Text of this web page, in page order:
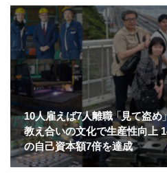
10人雇えば7人離職 「見て盗
教え合いの文化で生産性向上
の自己資本額7倍を達成